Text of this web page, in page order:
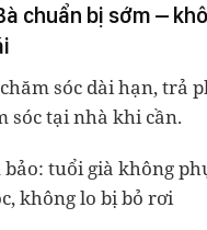
chuẩn bị sớm –
sóc dài hạn, trả
sóc tại nhà khi cần.
tuổi già không
không lo bị bỏ rơi